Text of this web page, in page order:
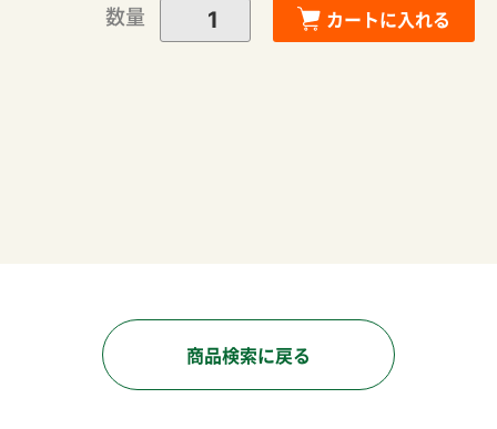
数量 カートに入れる
商品検索に戻る